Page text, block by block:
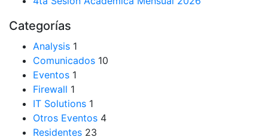
Categorías
Analysis 1
Comunicados 10
Eventos 1
Firewall 1
IT Solutions 1
Otros Eventos 4
Residentes 23